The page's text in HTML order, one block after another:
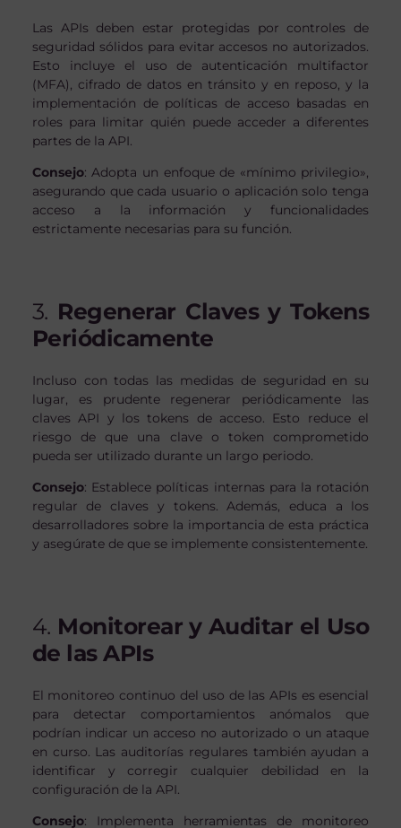
Las APIs deben estar protegidas por controles de
seguridad sólidos para evitar accesos no autorizados.
Esto incluye el uso de autenticación multifactor
(MFA), cifrado de datos en tránsito y en reposo, y la
implementación de políticas de acceso basadas en
roles para limitar quién puede acceder a diferentes
partes de la API.
Consejo: Adopta un enfoque de «mínimo privilegio»,
asegurando que cada usuario o aplicación solo tenga
acceso a la información y funcionalidades
estrictamente necesarias para su función.
3. Regenerar Claves y Tokens
Periódicamente
Incluso con todas las medidas de seguridad en su
lugar, es prudente regenerar periódicamente las
claves API y los tokens de acceso. Esto reduce el
riesgo de que una clave o token comprometido
pueda ser utilizado durante un largo periodo.
Consejo: Establece políticas internas para la rotación
regular de claves y tokens. Además, educa a los
desarrolladores sobre la importancia de esta práctica
y asegúrate de que se implemente consistentemente.
4. Monitorear y Auditar el Uso
de las APIs
El monitoreo continuo del uso de las APIs es esencial
para detectar comportamientos anómalos que
podrían indicar un acceso no autorizado o un ataque
en curso. Las auditorías regulares también ayudan a
identificar y corregir cualquier debilidad en la
configuración de la API.
Consejo: Implementa herramientas de monitoreo